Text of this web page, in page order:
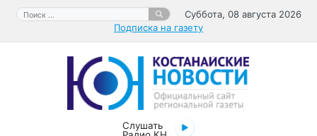
Перейти
содержимому
Поиск:
Суббота, 08 августа 2026
Подписка на газету
Слушать